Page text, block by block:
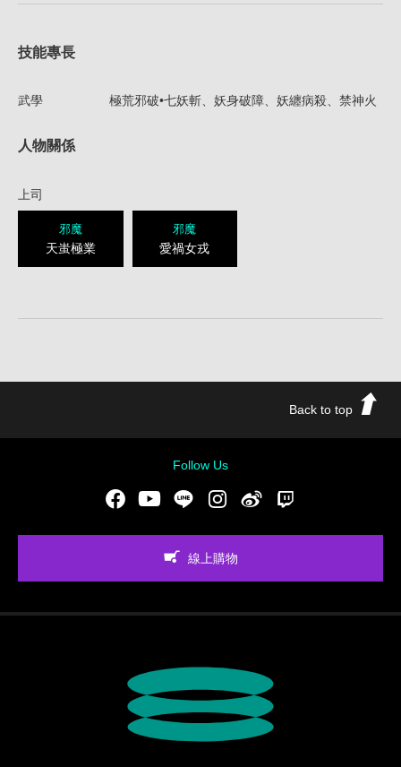
技能專長
武學 極荒邪破•七妖斬、妖身破障、妖纏病殺、禁神火
人物關係
上司
邪魔
天蚩極業
邪魔
愛禍女戎
Back to top
Follow Us
FacebookYoutubeLINE Instgram新浪微博
線上購物